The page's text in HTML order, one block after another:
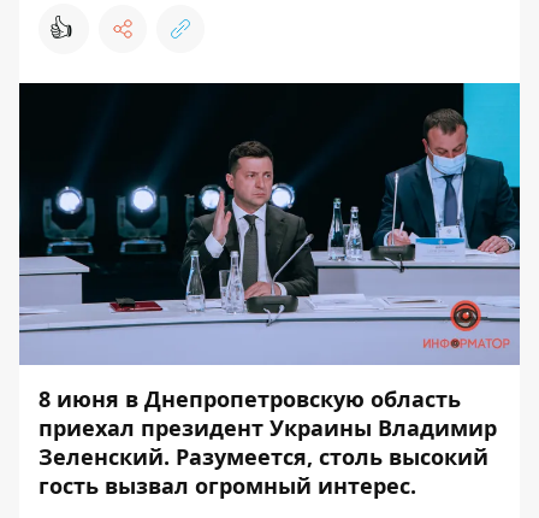
👍
8 июня в Днепропетровскую область
приехал президент Украины Владимир
Зеленский. Разумеется, столь высокий
гость вызвал огромный интерес.